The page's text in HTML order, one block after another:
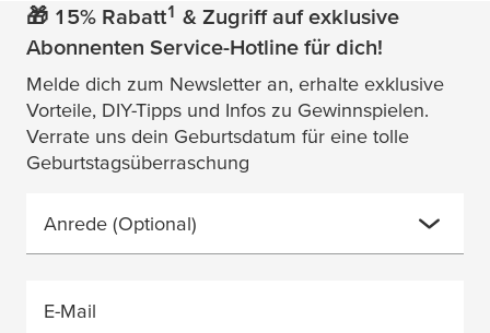
Transparenter Untergrund
z.B. Glas, Acryl, transparente
Kunststoffe
🎁 15% Rabatt1 & Zugriff auf exklusive
Abonnenten Service-Hotline für dich!
Melde dich zum Newsletter an, erhalte exklusive
Vorteile, DIY-Tipps und Infos zu Gewinnspielen.
Verrate uns dein Geburtsdatum für eine tolle
Geburtstagsüberraschung
Anrede (Optional)
E-Mail